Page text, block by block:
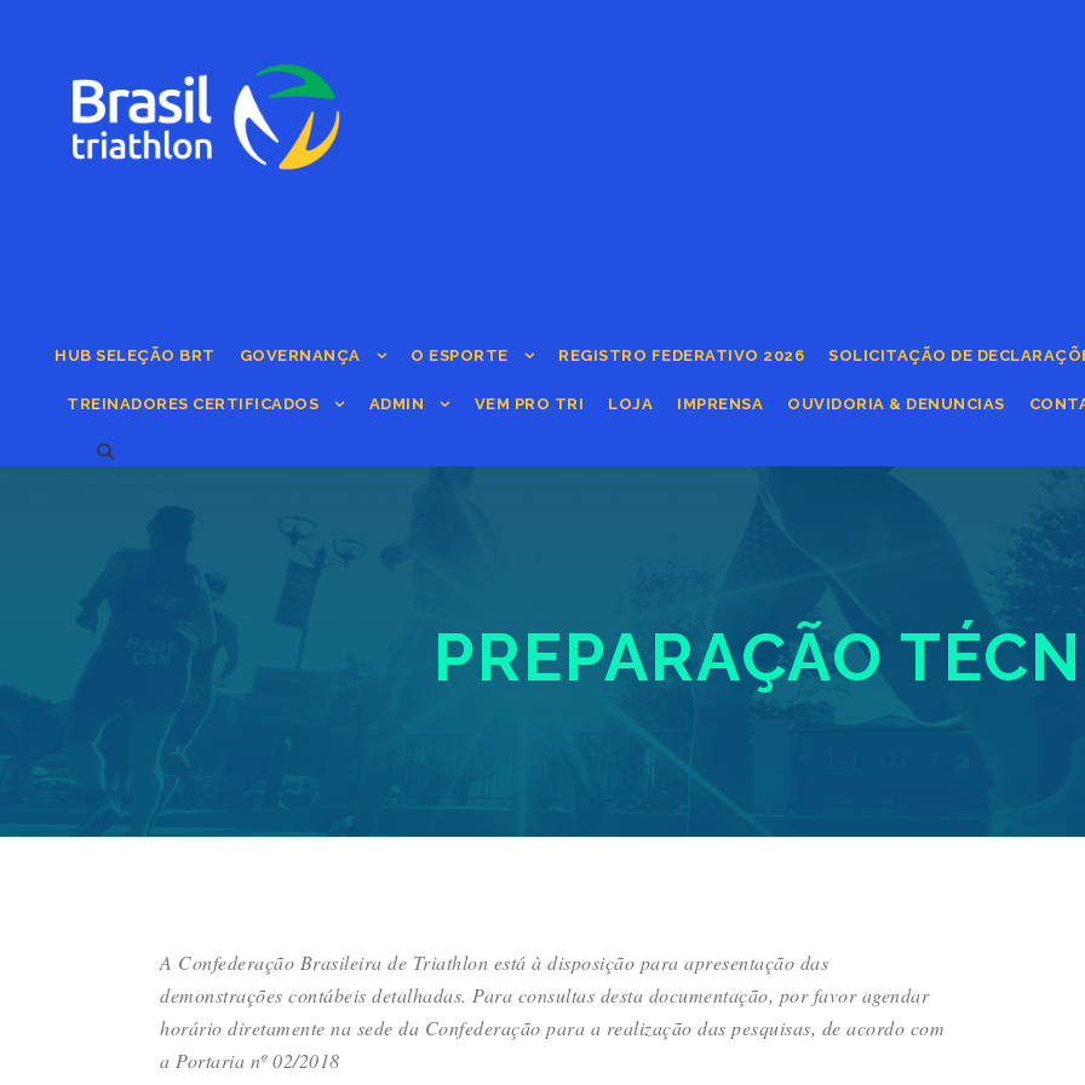
HUB SELEÇÃO BRT GOVERNANÇA O ESPORTE REGISTRO FEDERATIVO 2026 SOLICITAÇÃO DE
TREINADORES CERTIFICADOS ADMIN VEM PRO TRI LOJA IMPRENSA OUVIDORIA & DENUNCIAS
PREPARAÇÃO
A Confederação Brasileira de Triathlon está à disposição para apresentação das
demonstrações contábeis detalhadas. Para consultas desta documentação, por favor agendar
horário diretamente na sede da Confederação para a realização das pesquisas, de acordo com
a Portaria nº 02/2018